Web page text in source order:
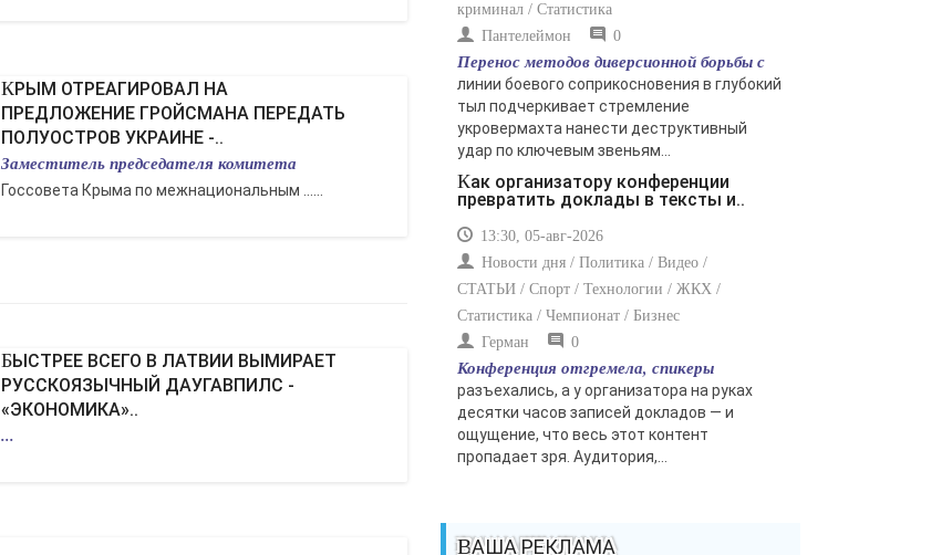
КРЫМ ОТРЕАГИРОВАЛ НА
ПРЕДЛОЖЕНИЕ ГРОЙСМАНА ПЕРЕДАТЬ
ПОЛУОСТРОВ УКРАИНЕ -..
Заместитель председателя комитета
Госсовета Крыма по межнациональным ......
БЫСТРЕЕ ВСЕГО В ЛАТВИИ ВЫМИРАЕТ
РУССКОЯЗЫЧНЫЙ ДАУГАВПИЛС -
«ЭКОНОМИКА»..
...
криминал / Статистика
Пантелеймон
0
Перенос методов диверсионной борьбы с
линии боевого соприкосновения в глубокий
тыл подчеркивает стремление
укровермахта нанести деструктивный
удар по ключевым звеньям...
Как организатору конференции
превратить доклады в тексты и..
13:30, 05-авг-2026
Новости дня / Политика / Видео /
СТАТЬИ / Спорт / Технологии / ЖКХ /
Статистика / Чемпионат / Бизнес
Герман
0
Конференция отгремела, спикеры
разъехались, а у организатора на руках
десятки часов записей докладов — и
ощущение, что весь этот контент
пропадает зря. Аудитория,...
ВАША РЕКЛАМА